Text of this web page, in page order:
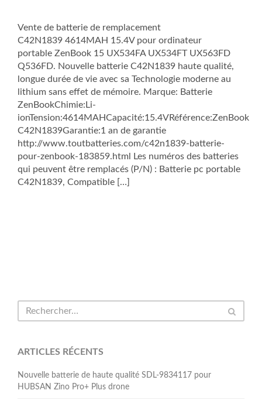
Vente de batterie de remplacement
C42N1839 4614MAH 15.4V pour ordinateur
portable ZenBook 15 UX534FA UX534FT UX563FD
Q536FD. Nouvelle batterie C42N1839 haute qualité,
longue durée de vie avec sa Technologie moderne au
lithium sans effet de mémoire. Marque: Batterie
ZenBookChimie:Li-
ionTension:4614MAHCapacité:15.4VRéférence:ZenBook
C42N1839Garantie:1 an de garantie
http://www.toutbatteries.com/c42n1839-batterie-
pour-zenbook-183859.html Les numéros des batteries
qui peuvent être remplacés (P/N) : Batterie pc portable
C42N1839, Compatible […]
ARTICLES RÉCENTS
Nouvelle batterie de haute qualité SDL-9834117 pour
HUBSAN Zino Pro+ Plus drone